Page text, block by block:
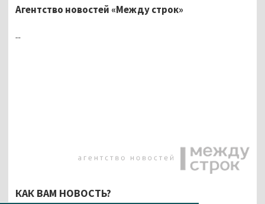
Агентство новостей «Между строк»
...
КАК ВАМ НОВОСТЬ?